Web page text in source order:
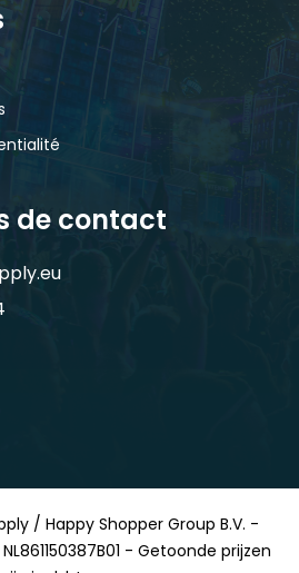
de contact
/ Happy Shopper Group B.V. -
- Getoonde prijzen